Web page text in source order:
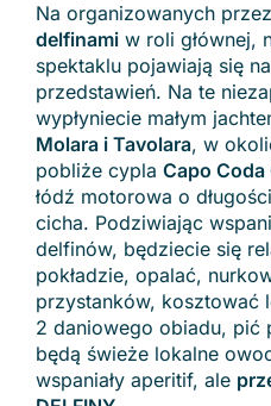
Na organizowanych
delfinami w roli głównej,
spektaklu pojawiają się
przedstawień. Na te
wypłyniecie małym
Molara i Tavolara, w
pobliże cypla Capo Coda
łódź motorowa o
cicha. Podziwiając
delfinów, będziecie się
pokładzie, opalać,
przystanków, kosztować
2 daniowego obiadu, pić
będą świeże lokalne
wspaniały aperitif, ale